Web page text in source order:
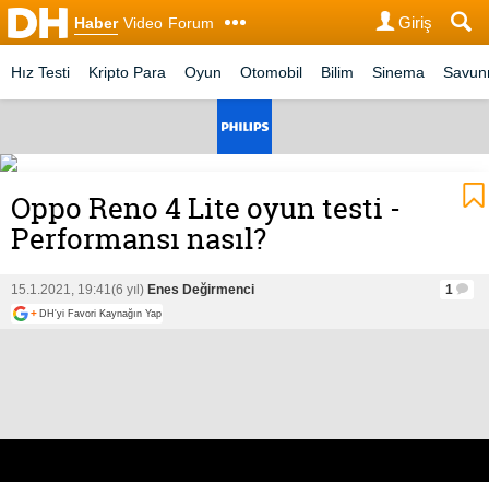
Haber Video Forum Giriş
Hız Testi Kripto Para Oyun Otomobil Bilim Sinema
Oppo Reno 4 Lite oyun testi -
Performansı nasıl?
15.1.2021, 19:41(6 yıl) Enes Değirmenci 1
+ DH'yi Favori Kaynağın Yap